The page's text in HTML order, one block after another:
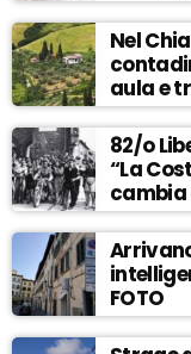
Nel
aula e
82/o
“La
cambia
FOTO